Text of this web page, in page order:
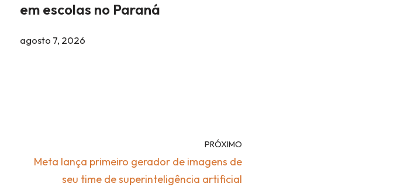
em escolas no Paraná
agosto 7, 2026
PRÓXIMO
Meta lança primeiro gerador de imagens de
seu time de superinteligência artificial